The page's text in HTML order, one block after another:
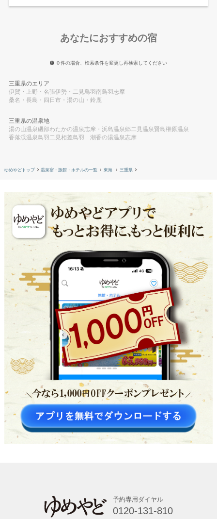
あなたにおすすめの宿
０件の場合、検索条件を変更し再検索してください
三重県のエリア
伊賀・上野・名張伊勢・二見 鳥羽 南鳥羽志摩
桑名・長島・四日市・湯の山・鈴鹿
三重県の温泉地
湯の山温泉磯部わたかの温泉志摩・浜島温泉郷二見温泉 賢島榊原温泉
香落渓温泉 鳥羽 二見 相差鳥羽 潮香の湯温泉志摩
ゆめやどトップ 温泉宿・旅館・ホテルの一覧 東海 三重県
予約専用ダイヤル
0120-131-810